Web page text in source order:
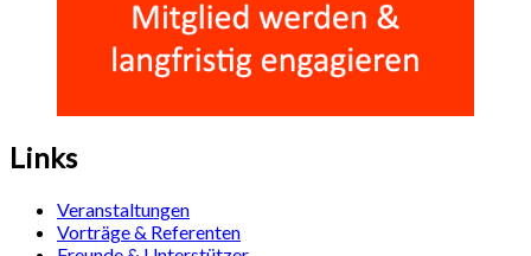
Links
Veranstaltungen
Vorträge & Referenten